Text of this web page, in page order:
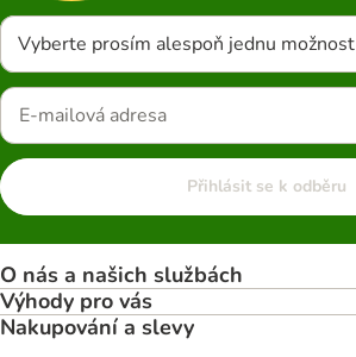
Vyberte prosím alespoň jednu možnost
Přihlásit se k odběru
O nás a našich službách
Výhody pro vás
Nakupování a slevy